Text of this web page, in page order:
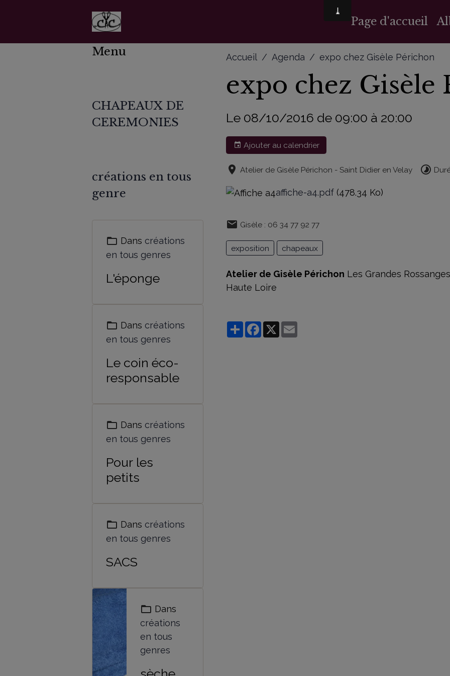
Page d'accueil
Accueil Agenda expo chez Gisèle Périchon
expo chez Gisèle
Le 08/10/2016 de 09:00 à 20:00
Ajouter au calendrier
Atelier de Gisèle Périchon - Saint Didier en Velay
affiche-a4.pdf (478.34 Ko)
Gisèle : 06 34 77 92 77
exposition chapeaux
Atelier de Gisèle Périchon Les Grandes
Haute Loire
PartagerFacebook
X
Menu
CHAPEAUX DE
CEREMONIES
créations en tous
genre
Dans créations
en tous genres
L'éponge
Dans créations
en tous genres
Le coin éco-
responsable
Dans créations
en tous genres
Pour les
petits
Dans créations
en tous genres
SACS
Dans
créations
en tous
genres